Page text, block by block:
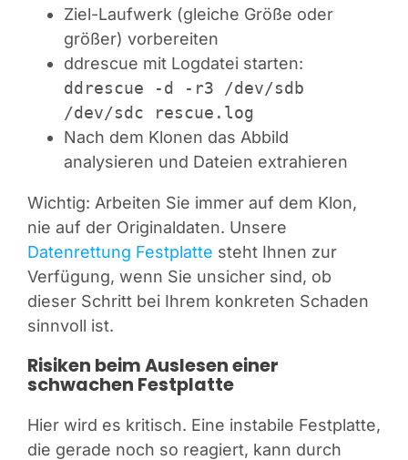
Ziel-Laufwerk (gleiche Größe oder
größer) vorbereiten
ddrescue mit Logdatei starten:
ddrescue -d -r3 /dev/sdb
/dev/sdc rescue.log
Nach dem Klonen das Abbild
analysieren und Dateien extrahieren
Wichtig: Arbeiten Sie immer auf dem Klon,
nie auf der Originaldaten. Unsere
Datenrettung Festplatte steht Ihnen zur
Verfügung, wenn Sie unsicher sind, ob
dieser Schritt bei Ihrem konkreten Schaden
sinnvoll ist.
Risiken beim Auslesen einer
schwachen Festplatte
Hier wird es kritisch. Eine instabile Festplatte,
die gerade noch so reagiert, kann durch